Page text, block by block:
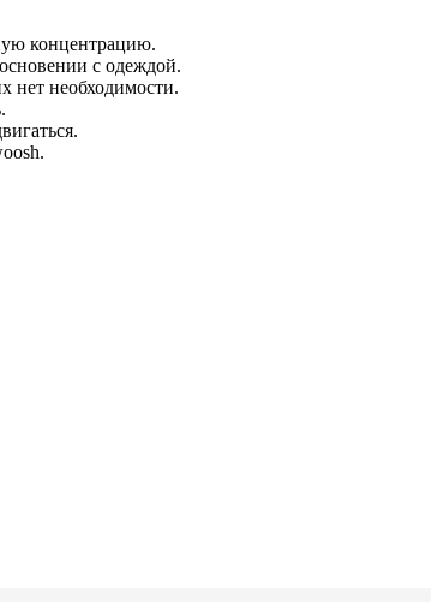
концентрацию.
с одеждой.
нет необходимости.